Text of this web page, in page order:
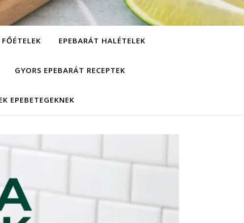
EPEBARÁT HALÉTELEK
GYORS EPEBARÁT RECEPTEK
EPEBETEGEKNEK